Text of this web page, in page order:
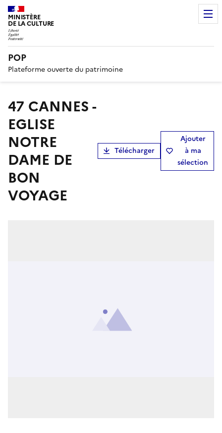
MINISTÈRE
DE LA CULTURE
POP
Plateforme ouverte du patrimoine
47 CANNES -
EGLISE
NOTRE
DAME DE
BON
VOYAGE
Télécharger
Ajouter
à ma
sélection